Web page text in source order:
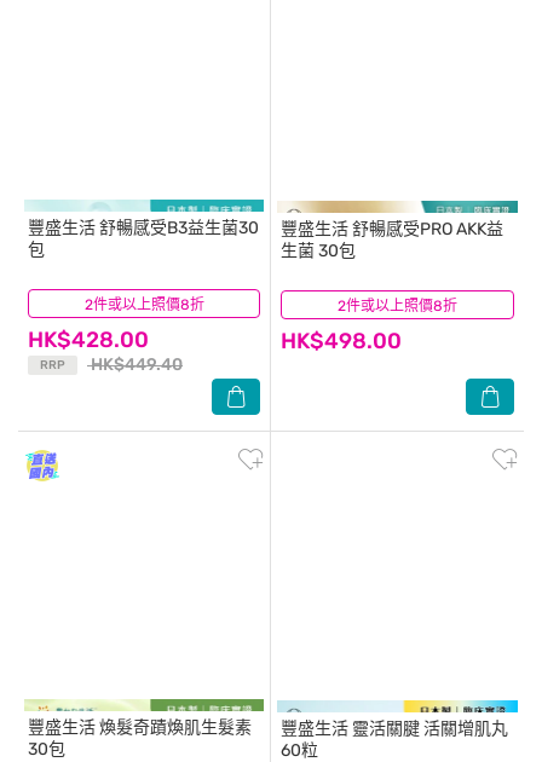
2件或以上照價8折
豐盛生活舒暢感受B3益生菌30
包
HK$428.00
RRP HK$449.40
(148) 2件或以上照價8折
豐盛生活舒暢感受PRO AKK益
生菌 30包​
HK$498.00
(3)
豐盛生活煥髮奇蹟煥肌生髮素
30包
豐盛生活 靈活關腱 活關增肌丸
60粒